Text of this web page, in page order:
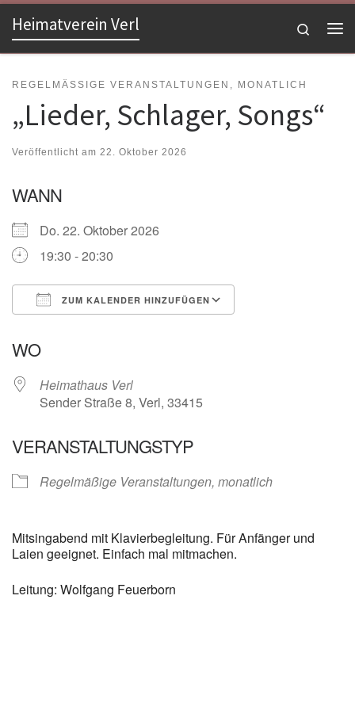
Zum Inhalt springen
Heimatverein Verl
Search
REGELMÄSSIGE VERANSTALTUNGEN, MONATLICH
„Lieder, Schlager, Songs“
Veröffentlicht am 22. Oktober 2026
WANN
Do. 22. Oktober 2026
19:30 - 20:30
ZUM KALENDER HINZUFÜGEN
WO
Heimathaus Verl
Sender Straße 8, Verl, 33415
VERANSTALTUNGSTYP
Regelmäßige Veranstaltungen, monatlich
Mitsingabend mit Klavierbegleitung. Für Anfänger und
Laien geeignet. Einfach mal mitmachen.
Leitung: Wolfgang Feuerborn